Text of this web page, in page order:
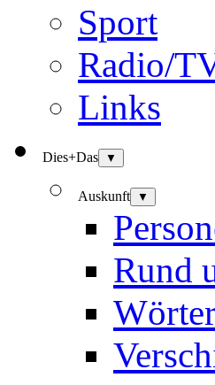
Sport
Radio/
Links
Dies+Das ▼
Auskunft ▼
Rund